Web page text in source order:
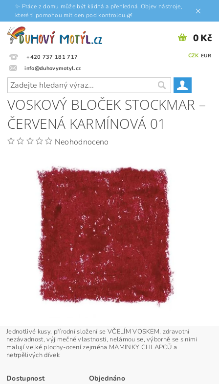
✨ Práce z domu může být klidná a přehledná. Objev nástroje,
které ti pomohou mít den pod kontrolou.🌿
+420 737 181 717
info@duhovymotyl.cz
CZK EUR
0 Kč
VOSKOVÝ BLOČEK STOCKMAR –
ČERVENÁ KARMÍNOVÁ 01
Neohodnoceno
Jednotlivé kusy, přírodní složení se VČELÍM VOSKEM, zdravotní
nezávadnost, výjimečné vlastnosti, nelámou se, výborně se s nimi
malují velké plochy-ocení zejména MAMINKY CHLAPCŮ a
netrpělivých dívek
Dostupnost Objednáno